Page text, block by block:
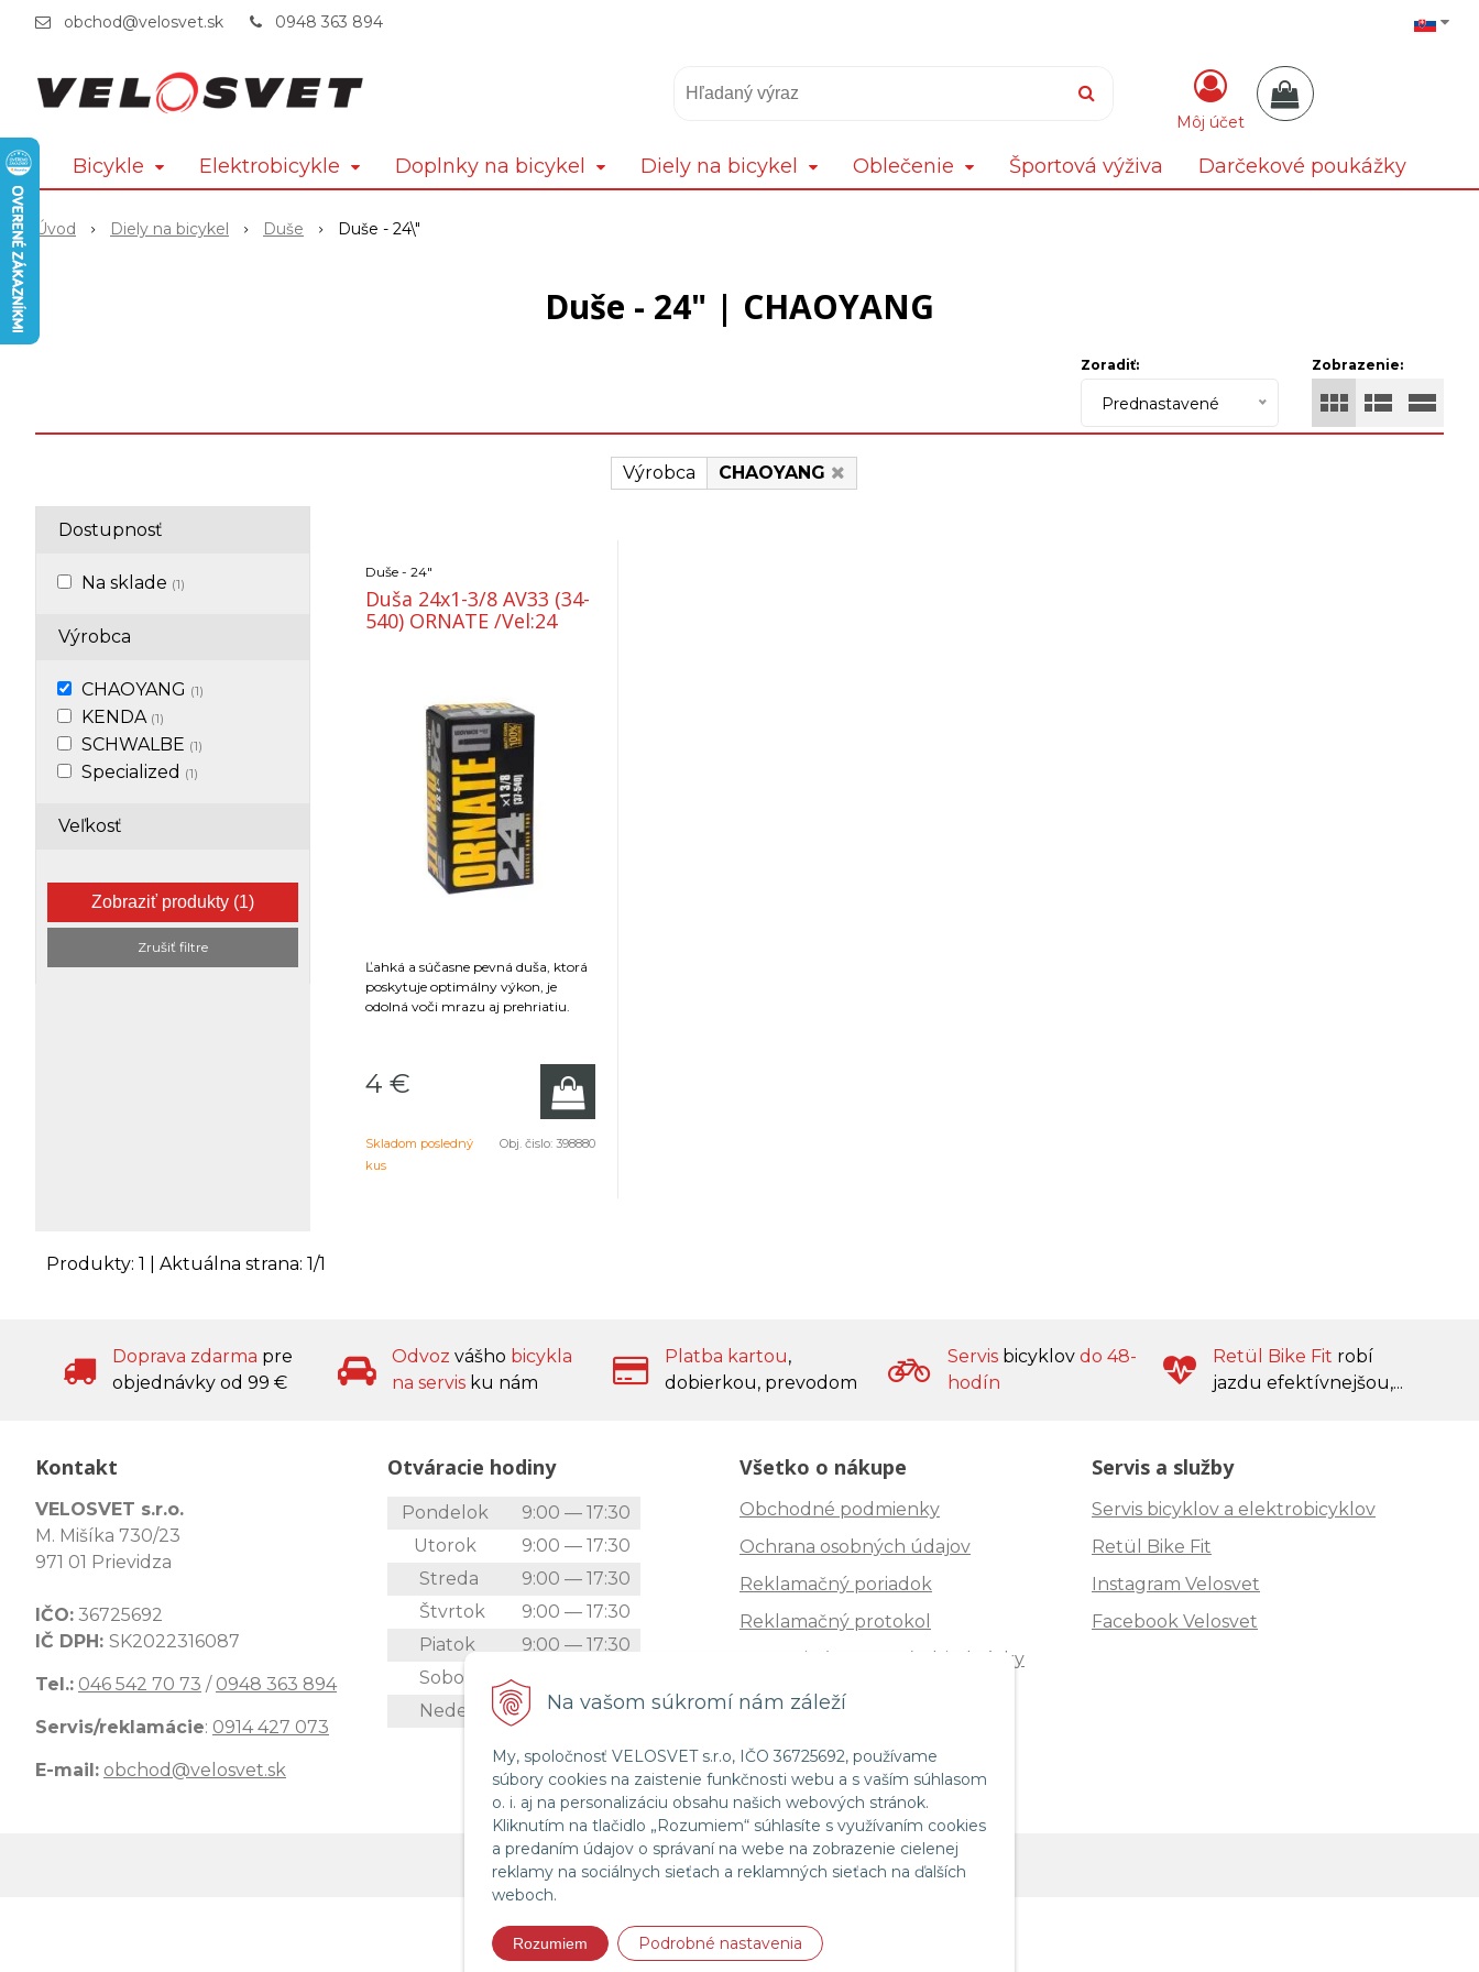
Na vašom súkromí nám záleží
My, spoločnosť VELOSVET s.r.o, IČO 36725692, používame
súbory cookies na zaistenie funkčnosti webu a s vaším súhlasom
o. i. aj na personalizáciu obsahu našich webových stránok.
Kliknutím na tlačidlo „Rozumiem“ súhlasíte s využívaním cookies
a predaním údajov o správaní na webe na zobrazenie cielenej
reklamy na sociálnych sieťach a reklamných sieťach na ďalších
weboch.
Rozumiem Podrobné nastavenia
obchod@velosvet.sk 0948 363 894
Môj účet
Bicykle Elektrobicykle Doplnky na bicykel Diely na bicykel Oblečenie Športová výživa Darčekové poukážky
Úvod Diely na bicykel Duše Duše - 24\"
Duše - 24" | CHAOYANG
Zobrazenie:
Zoradiť:
Prednastavené
Výrobca CHAOYANG
Dostupnosť
Na sklade (1)
Výrobca
CHAOYANG (1)
KENDA (1)
SCHWALBE (1)
Specialized (1)
Veľkosť
Zobraziť produkty (1)
Zrušiť filtre
Duše - 24"
Duša 24x1-3/8 AV33 (34-
540) ORNATE /Vel:24
Ľahká a súčasne pevná duša, ktorá
poskytuje optimálny výkon, je
odolná voči mrazu aj prehriatiu.
4 €
Skladom posledný
kus
Obj. čislo: 398880
Produkty: 1 | Aktuálna strana: 1/1
Doprava zdarma pre
objednávky od 99 €
Odvoz vášho bicykla
na servis ku nám
Platba kartou,
dobierkou, prevodom
Servis bicyklov do 48-
hodín
Retül Bike Fit robí
jazdu efektívnejšou,...
Kontakt
VELOSVET s.r.o.
M. Mišíka 730/23
971 01 Prievidza
IČO: 36725692
IČ DPH: SK2022316087
Tel.: 046 542 70 73 / 0948 363 894
Servis/reklamácie: 0914 427 073
E-mail: obchod@velosvet.sk
Otváracie hodiny
Pondelok
9:00 — 17:30
Utorok
9:00 — 17:30
Streda
9:00 — 17:30
Štvrtok
9:00 — 17:30
Piatok
9:00 — 17:30
Sobota
9:00 — 12:00
Nedeľa
Zatvorené
Všetko o nákupe
Obchodné podmienky
Ochrana osobných údajov
Reklamačný poriadok
Reklamačný protokol
Zrušenie (STORNO) objednávky
Doprava
Štatút súťaže "Vianoce 2025"
Servis a služby
Servis bicyklov a elektrobicyklov
Retül Bike Fit
Instagram Velosvet
Facebook Velosvet
© 2026 Velosvet •NextShop&e-shop Pohoda ConnectorbyNextCom s.r.o.